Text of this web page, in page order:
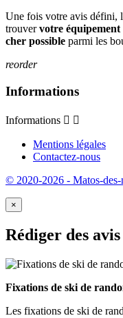
Une fois votre avis défini,
trouvervotre
cher possible parmi les
reorder
Informations
Informations  
Mentions légales
Contactez-nous
© 2020-2026 - Matos-des-
×
Rédiger des avis
Fixations de ski de
Les fixations de ski de